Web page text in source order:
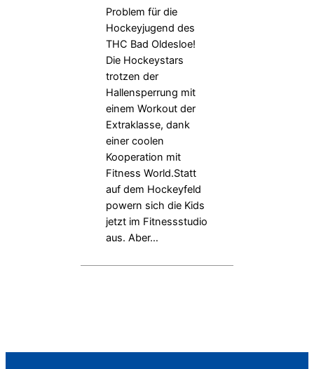
Problem für die
Hockeyjugend des
THC Bad Oldesloe!
Die Hockeystars
trotzen der
Hallensperrung mit
einem Workout der
Extraklasse, dank
einer coolen
Kooperation mit
Fitness World.Statt
auf dem Hockeyfeld
powern sich die Kids
jetzt im Fitnessstudio
aus. Aber…